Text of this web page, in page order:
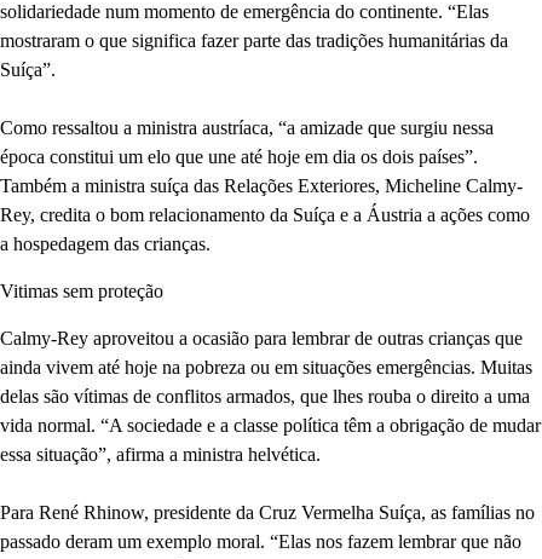
solidariedade num momento de emergência do continente. “Elas
mostraram o que significa fazer parte das tradições humanitárias da
Suíça”.
Como ressaltou a ministra austríaca, “a amizade que surgiu nessa
época constitui um elo que une até hoje em dia os dois países”.
Também a ministra suíça das Relações Exteriores, Micheline Calmy-
Rey, credita o bom relacionamento da Suíça e a Áustria a ações como
a hospedagem das crianças.
Vitimas sem proteção
Calmy-Rey aproveitou a ocasião para lembrar de outras crianças que
ainda vivem até hoje na pobreza ou em situações emergências. Muitas
delas são vítimas de conflitos armados, que lhes rouba o direito a uma
vida normal. “A sociedade e a classe política têm a obrigação de mudar
essa situação”, afirma a ministra helvética.
Para René Rhinow, presidente da Cruz Vermelha Suíça, as famílias no
passado deram um exemplo moral. “Elas nos fazem lembrar que não